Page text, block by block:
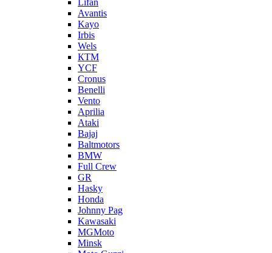
Lifan
Avantis
Kayo
Irbis
Wels
КТМ
YCF
Cronus
Benelli
Vento
Aprilia
Ataki
Bajaj
Baltmotors
BMW
Full Crew
GR
Hasky
Honda
Johnny Pag
Kawasaki
MGMoto
Minsk